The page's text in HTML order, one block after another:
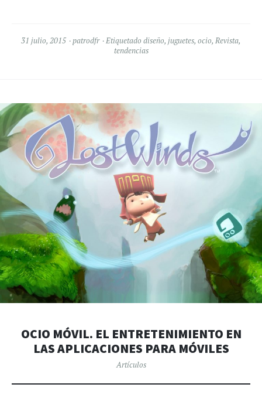
31 julio, 2015 patrodfr Etiquetado diseño, juguetes, ocio, Revista,
tendencias
OCIO MÓVIL. EL ENTRETENIMIENTO EN
LAS APLICACIONES PARA MÓVILES
Artículos